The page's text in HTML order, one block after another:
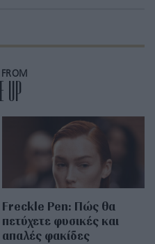
UP
Freckle Pen: Πώς θα
πετύχετε φυσικές και
απαλές φακίδες